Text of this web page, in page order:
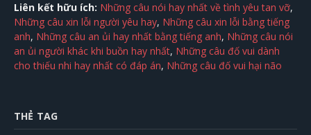
Liên kết hữu ích: Những câu nói hay nhất về tình yêu tan vỡ,
Những câu xin lỗi người yêu hay, Những câu xin lỗi bằng tiếng
anh, Những câu an ủi hay nhất bằng tiếng anh, Những câu nói
an ủi người khác khi buồn hay nhất, Những câu đố vui dành
cho thiếu nhi hay nhất có đáp án, Những câu đố vui hại não
THẺ TAG